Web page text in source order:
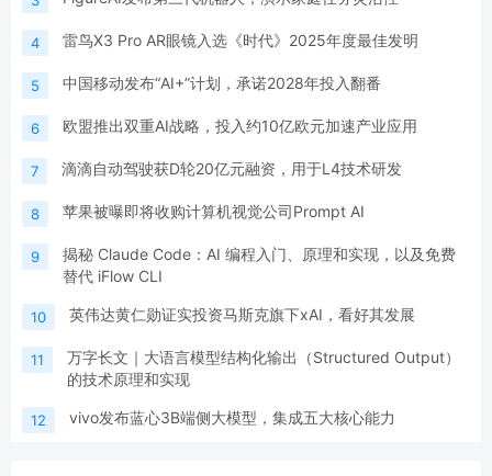
4 雷鸟X3 Pro AR眼镜入选《时代》2025年度最佳发明
5 中国移动发布“AI+”计划，承诺2028年投入翻番
6 欧盟推出双重AI战略，投入约10亿欧元加速产业应用
7 滴滴自动驾驶获D轮20亿元融资，用于L4技术研发
8 苹果被曝即将收购计算机视觉公司Prompt AI
9
揭秘 Claude Code：AI 编程入门、原理和实现，以及免费
替代 iFlow CLI
10 英伟达黄仁勋证实投资马斯克旗下xAI，看好其发展
11
万字长文｜大语言模型结构化输出（Structured Output）
的技术原理和实现
12 vivo发布蓝心3B端侧大模型，集成五大核心能力